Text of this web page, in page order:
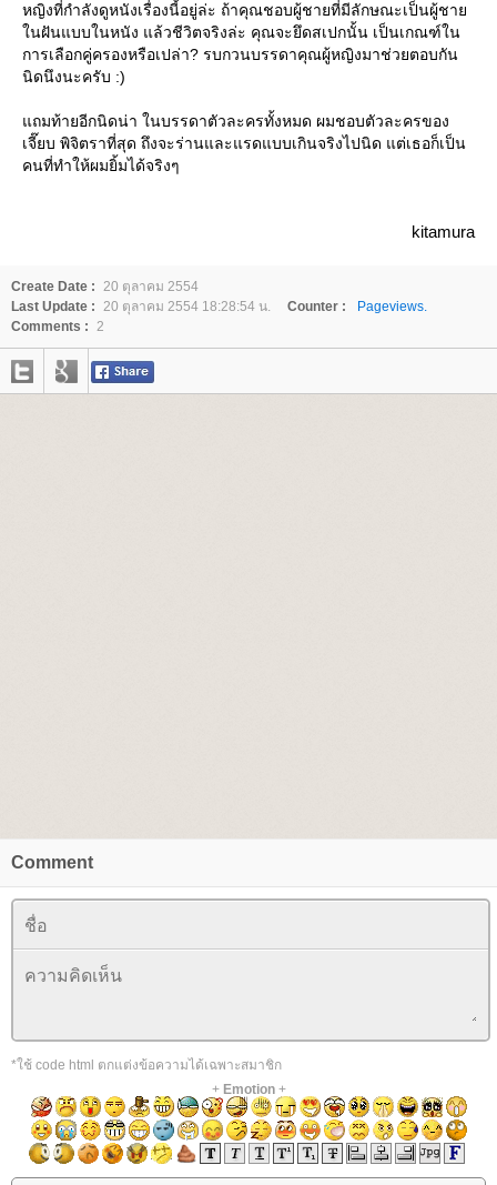
หญิงที่กำลังดูหนังเรื่องนี้อยู่ล่ะ ถ้าคุณชอบผู้ชายที่มีลักษณะเป็นผู้ชา
นฝันแบบในหนัง แล้วชีวิตจริงล่ะ คุณจะยึดสเปกนั้น เป็นเกณฑ์ใน
การเลือกคู่ครองหรือเปล่า? รบกวนบรรดาคุณผู้หญิงมาช่วยตอบกัน
นิดนึงนะครับ :)
ถมท้ายอีกนิดน่า ในบรรดาตัวละครทั้งหมด ผมชอบตัวละครของ
เจี๊ยบ พิจิตราที่สุด ถึงจะร่านและแรดแบบเกินจริงไปนิด แต่เธอก็เป็น
คนที่ทำให้ผมยิ้มได้จริงๆ
kitamura
Create Date : 20 ตุลาคม 2554
Last Update : 20 ตุลาคม 2554 18:28:54 น. Counter :
Pageviews.
Comments : 2
Comment
*ใช้ code html ตกแต่งข้อความได้เฉพาะสมาชิก
+ Emotion+